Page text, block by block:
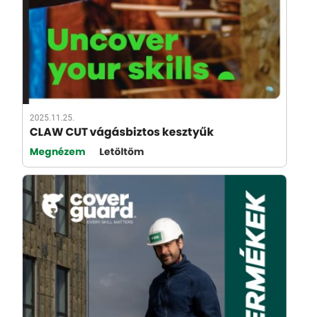
2025.11.25.
CLAW CUT vágásbiztos kesztyűk
Megnézem Letöltöm